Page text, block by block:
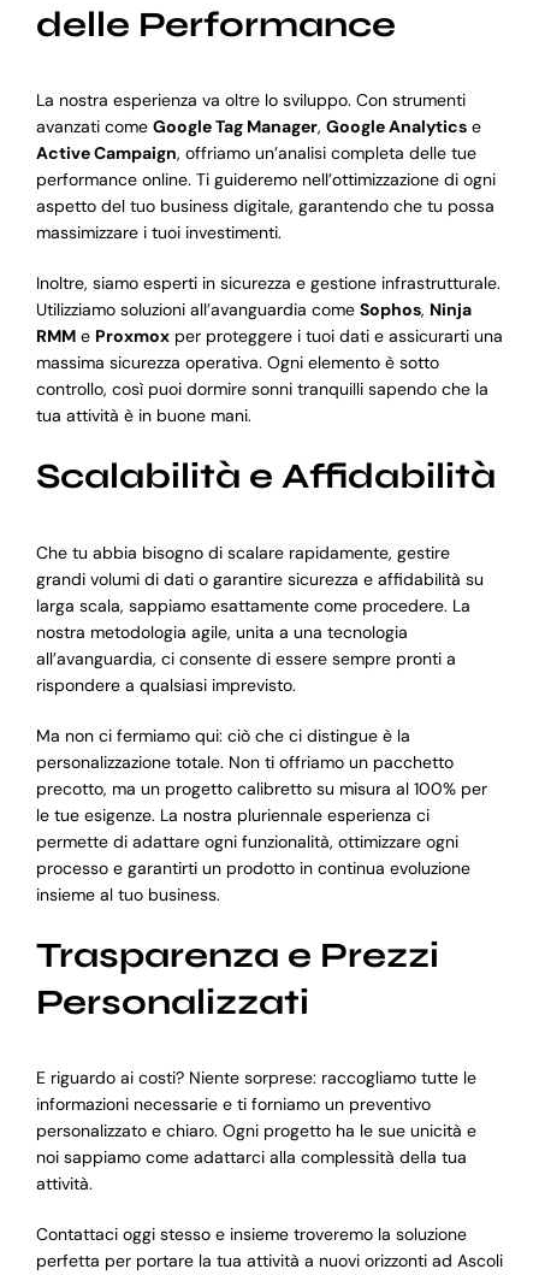
delle Performance
La nostra esperienza va oltre lo sviluppo. Con strumenti
avanzati come Google Tag Manager, Google Analyticse
Active Campaign, offriamo un’analisi completa delle tue
performance online. Ti guideremo nell’ottimizzazione di ogni
aspetto del tuo business digitale, garantendo che tu possa
massimizzare i tuoi investimenti.
Inoltre, siamo esperti in sicurezza e gestione infrastrutturale.
Utilizziamo soluzioni all’avanguardia come Sophos, Ninja
RMMe Proxmoxper proteggere i tuoi dati e assicurarti una
massima sicurezza operativa. Ogni elemento è sotto
controllo, così puoi dormire sonni tranquilli sapendo che la
tua attività è in buone mani.
Scalabilità e Affidabilità
Che tu abbia bisogno di scalare rapidamente, gestire
grandi volumi di dati o garantire sicurezza e affidabilità su
larga scala, sappiamo esattamente come procedere. La
nostra metodologia agile, unita a una tecnologia
all’avanguardia, ci consente di essere sempre pronti a
rispondere a qualsiasi imprevisto.
Ma non ci fermiamo qui: ciò che ci distingue è la
personalizzazione totale. Non ti offriamo un pacchetto
precotto, ma un progetto calibretto su misura al 100% per
le tue esigenze. La nostra pluriennale esperienza ci
permette di adattare ogni funzionalità, ottimizzare ogni
processo e garantirti un prodotto in continua evoluzione
insieme al tuo business.
Trasparenza e Prezzi
Personalizzati
E riguardo ai costi? Niente sorprese: raccogliamo tutte le
informazioni necessarie e ti forniamo un preventivo
personalizzato e chiaro. Ogni progetto ha le sue unicità e
noi sappiamo come adattarci alla complessità della tua
attività.
Contattaci oggi stesso e insieme troveremo la soluzione
perfetta per portare la tua attività a nuovi orizzonti ad Ascoli